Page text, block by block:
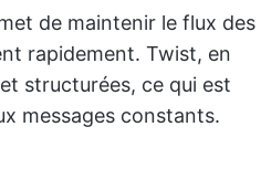
de maintenir le flux des
rapidement. Twist, en
structurées, ce qui est
messages constants.